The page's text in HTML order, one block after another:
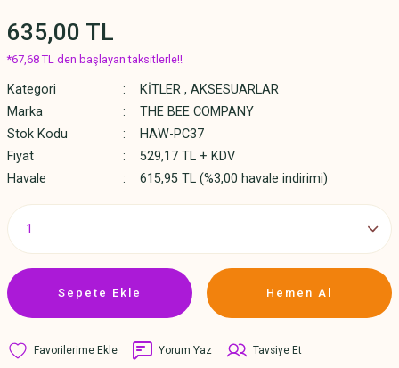
635,00 TL
*67,68 TL den başlayan taksitlerle!!
Kategori KİTLER , AKSESUARLAR
Marka
THE BEE COMPANY
Stok Kodu
HAW-PC37
Fiyat
529,17 TL + KDV
Havale
615,95 TL (%3,00 havale indirimi)
Sepete Ekle Hemen Al
Yorum Yaz Tavsiye Et